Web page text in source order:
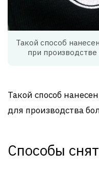
Такой способ
при
Такой способ
для производства
Способы